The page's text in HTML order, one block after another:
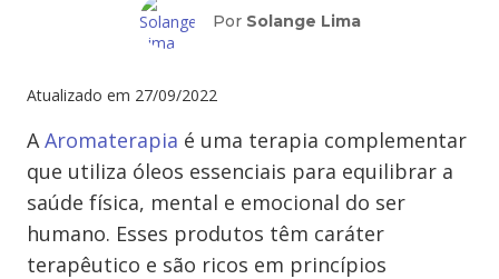
Por Solange Lima
Atualizado em 27/09/2022
AAromaterapia é uma terapia complementar
que utiliza óleos essenciais para equilibrar a
saúde física, mental e emocional do ser
humano. Esses produtos têm caráter
terapêutico e são ricos em princípios